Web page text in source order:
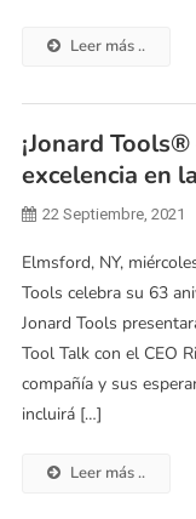
Leer más ..
¡Jonard
excelencia en
22 Septiembre, 2021
Elmsford, NY,
Tools celebra su 63
Jonard Tools
Tool Talk con el CEO
compañía y sus
incluirá […]
Leer más ..